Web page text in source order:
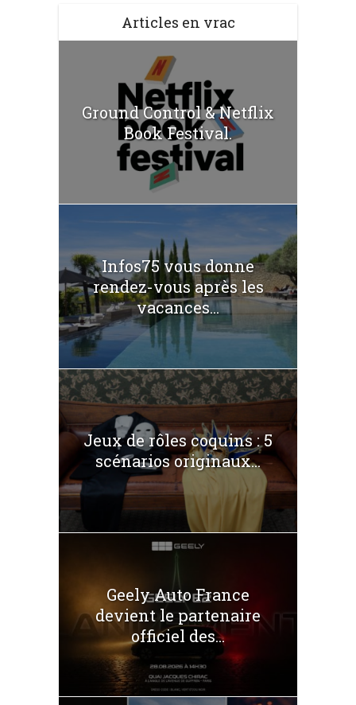
Articles en vrac
Ground Control & Netflix
Book Festival.
Infos75 vous donne
rendez-vous après les
vacances...
Jeux de rôles coquins : 5
scénarios originaux...
Geely Auto France
devient le partenaire
officiel des...